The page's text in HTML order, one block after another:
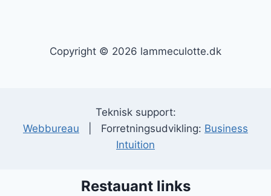
Copyright © 2026 lammeculotte.dk
Teknisk support:
Webbureau | Forretningsudvikling: Business
Intuition
Restauant links